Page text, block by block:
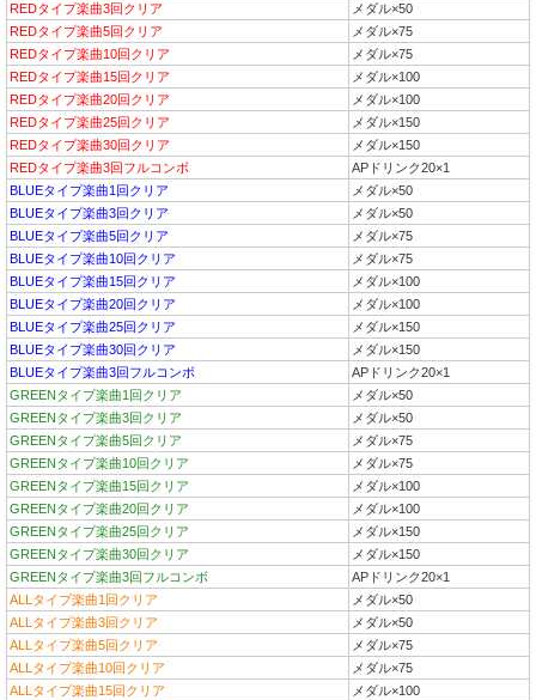
REDタイプ楽曲3回クリア
メダル×50
REDタイプ楽曲5回クリア
メダル×75
REDタイプ楽曲10回クリア
メダル×75
REDタイプ楽曲15回クリア
メダル×100
REDタイプ楽曲20回クリア
メダル×100
REDタイプ楽曲25回クリア
メダル×150
REDタイプ楽曲30回クリア
メダル×150
REDタイプ楽曲3回フルコンボ
APドリンク20×1
BLUEタイプ楽曲1回クリア
メダル×50
BLUEタイプ楽曲3回クリア
メダル×50
BLUEタイプ楽曲5回クリア
メダル×75
BLUEタイプ楽曲10回クリア
メダル×75
BLUEタイプ楽曲15回クリア
メダル×100
BLUEタイプ楽曲20回クリア
メダル×100
BLUEタイプ楽曲25回クリア
メダル×150
BLUEタイプ楽曲30回クリア
メダル×150
BLUEタイプ楽曲3回フルコンボ
APドリンク20×1
GREENタイプ楽曲1回クリア
メダル×50
GREENタイプ楽曲3回クリア
メダル×50
GREENタイプ楽曲5回クリア
メダル×75
GREENタイプ楽曲10回クリア
メダル×75
GREENタイプ楽曲15回クリア
メダル×100
GREENタイプ楽曲20回クリア
メダル×100
GREENタイプ楽曲25回クリア
メダル×150
GREENタイプ楽曲30回クリア
メダル×150
GREENタイプ楽曲3回フルコンボ
APドリンク20×1
ALLタイプ楽曲1回クリア
メダル×50
ALLタイプ楽曲3回クリア
メダル×50
ALLタイプ楽曲5回クリア
メダル×75
ALLタイプ楽曲10回クリア
メダル×75
ALLタイプ楽曲15回クリア
メダル×100